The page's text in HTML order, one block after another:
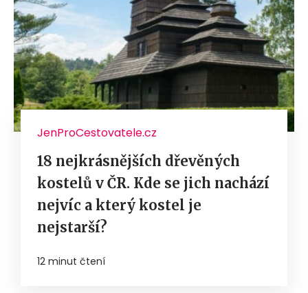
JenProCestovatele.cz
18 nejkrásnějších dřevěných
kostelů v ČR. Kde se jich nachází
nejvíc a který kostel je
nejstarší?
12 minut čtení